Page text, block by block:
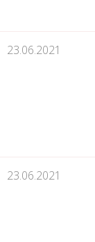
23.06.2021
23.06.2021